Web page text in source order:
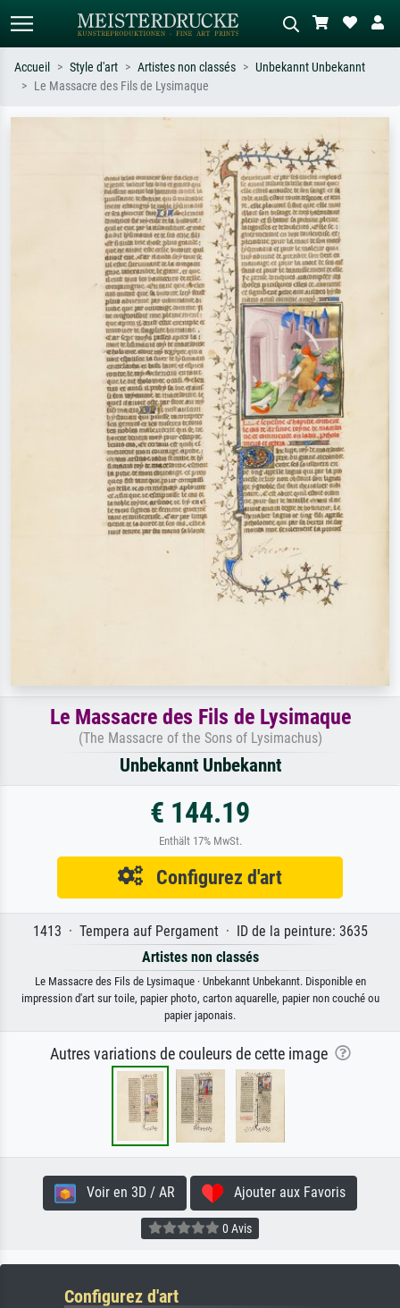
nu.
Décrivez la scène – ex. prairie verte,
abstrait avec beaucoup de rouge,
tableau sombre, nu debout près d'un
arbre.
Accueil Style d'art Artistes non classés
Unbekannt Unbekannt
Le Massacre des Fils de Lysimaque
Le Massacre des Fils de Lysimaque
(The Massacre of the Sons of Lysimachus)
Unbekannt Unbekannt
€ 144.19
Enthält 17% MwSt.
Configurez d'art
1413 · Tempera auf Pergament · ID de la peinture: 3635
Artistes non classés
Le Massacre des Fils de Lysimaque · Unbekannt Unbekannt. Disponible en
impression d'art sur toile, papier photo, carton aquarelle, papier non couché ou
papier japonais.
Autres variations de couleurs de cette image
Voir en 3D / AR Ajouter aux Favoris
0 Avis
Configurez d'art